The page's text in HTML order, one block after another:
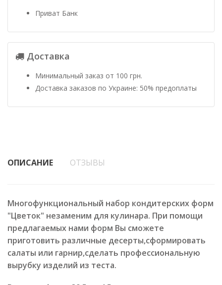
Приват Банк
Доставка
Минимальный заказ от 100 грн.
Доставка заказов по Украине: 50% предоплаты
ОПИСАНИЕ ОТЗЫВЫ
Многофункциональный набор кондитерских форм
"Цветок" незаменим для кулинара. При помощи
предлагаемых нами форм Вы сможете
приготовить различные десерты,сформировать
салаты или гарнир,сделать профессиональную
вырубку изделий из теста.